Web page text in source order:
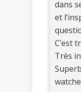
dans
et
C’est
Très